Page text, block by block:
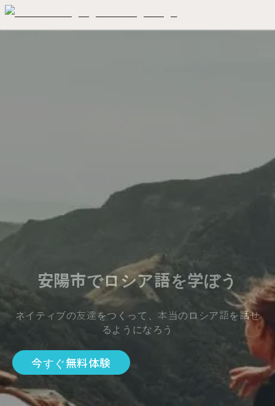
安陽市でロシア語を学ぼう
ネイティブの友達をつくって、本当のロシア語を話せ
るようになろう
今すぐ無料体験